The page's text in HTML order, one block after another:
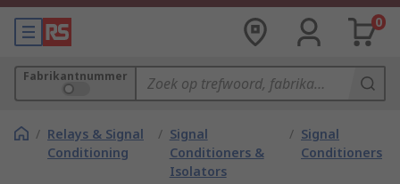
0
Fabrikantnummer
/ Relays & Signal
Conditioning
/ Signal
Conditioners &
Isolators
/ Signal
Conditioners